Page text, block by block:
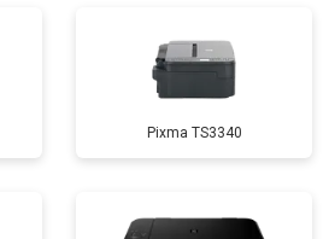
Pixma TS3340